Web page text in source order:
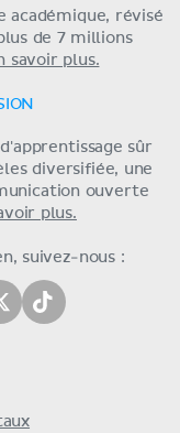
académique, révisé
de 7 millions
savoir plus.
sûr
diversifiée, une
ouverte
plus.
suivez-nous :